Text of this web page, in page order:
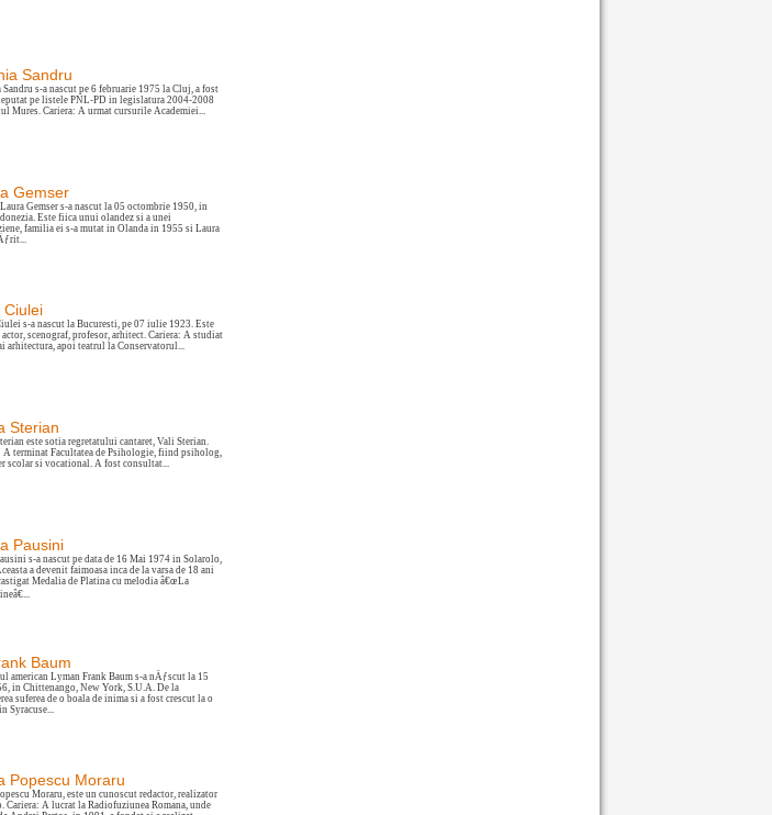
Sandru
s-a nascut pe 6 februarie 1975 la Cluj, a fost
pe listele PNL-PD in legislatura 2004-2008
Mures. Cariera: A urmat cursurile Academiei...
Gemser
Gemser s-a nascut la 05 octombrie 1950, in
Este fiica unui olandez si a unei
familia ei s-a mutat in Olanda in 1955 si Laura
Ciulei
s-a nascut la Bucuresti, pe 07 iulie 1923. Este
actor, scenograf, profesor, arhitect. Cariera: A studiat
arhitectura, apoi teatrul la Conservatorul...
Sterian
este sotia regretatului cantaret, Vali Sterian.
A terminat Facultatea de Psihologie, fiind psiholog,
scolar si vocational. A fost consultat...
Pausini
s-a nascut pe data de 16 Mai 1974 in Solarolo,
a devenit faimoasa inca de la varsa de 18 ani
Medalia de Platina cu melodia â€œLa
Baum
american Lyman Frank Baum s-a nÄƒscut la 15
in Chittenango, New York, S.U.A. De la
suferea de o boala de inima si a fost crescut la o
Syracuse...
Popescu Moraru
Moraru, este un cunoscut redactor, realizator
Cariera: A lucrat la Radiofuziunea Romana, unde